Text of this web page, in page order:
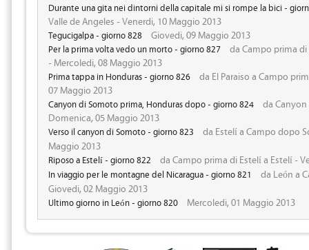
Durante una gita nei dintorni della capitale mi si rompe la bici -
Valle de Angeles - Venerdi, 10 Maggio 2013
Tegucigalpa - giorno 828 Giovedi, 09 Maggio 2013
Per la prima volta vedo un morto - giorno 827
da Campo prima
- Mercoledi, 08 Maggio 2013
Prima tappa in Honduras - giorno 826
da El Paraiso a Campo
07 Maggio 2013
Canyon di Somoto prima, Honduras dopo - giorno 824
da Canyon
Domenica, 05 Maggio 2013
Verso il canyon di Somoto - giorno 823
da Estelí a Campo dopo
Maggio 2013
Riposo a Estelí - giorno 822 da Campo prima di Estelí a Estelí -
In viaggio per le montagne del Nicaragua - giorno 821
da León a
Giovedi, 02 Maggio 2013
Ultimo giorno in León - giorno 820 Mercoledi, 01 Maggio 2013